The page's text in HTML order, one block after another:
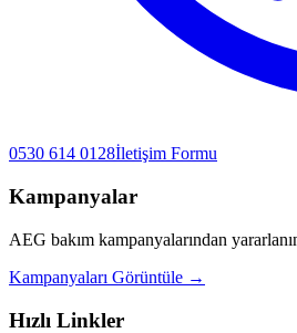
0530 614 0128İletişim Formu
Kampanyalar
AEG bakım kampanyalarından
Kampanyaları Görüntüle →
Hızlı Linkler